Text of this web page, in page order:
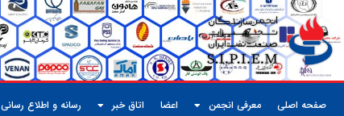
صفحه اصلی معرفی انجمن اعضا اتاق خبر رسانه و اطلاع رسانی